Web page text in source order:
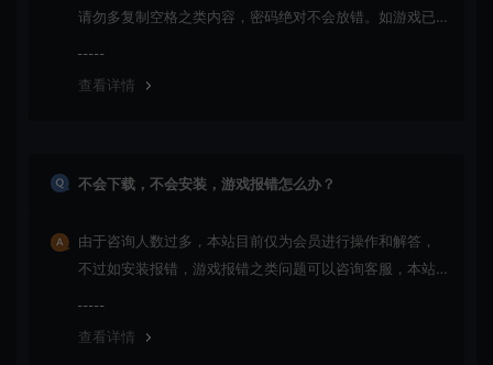
请勿多复制空格之类内容，密码绝对不会放错。如游戏已
查看详情
不会下载，不会安装，游戏报错怎么办？
由于咨询人数过多，本站目前仅为会员进行操作和解答，
不过如安装报错，游戏报错之类问题可以咨询客服，本站
查看详情